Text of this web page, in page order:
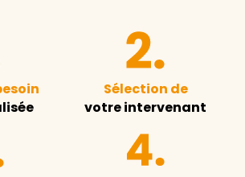
Sélection de
votre intervenant